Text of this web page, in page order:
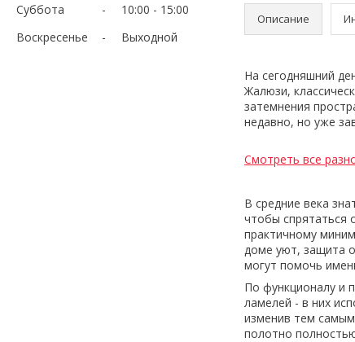
Суббота
10:00
15:00
Воскресенье
Выходной
Описание
На сегодняшний
Жалюзи,
затемнения
недавно, но уже
Смотреть все
В средние века
чтобы спрятаться
практичному
доме уют, защита
могут помочь
По функционалу и
ламелей - в них
изменив тем
полотно